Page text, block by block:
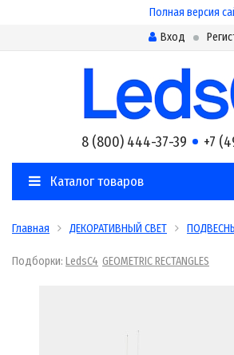
Полная версия
Вход
8 (800) 444-37-39 +7
Каталог товаров
Главная ДЕКОРАТИВНЫЙ СВЕТ
Подборки: LedsC4 GEOMETRIC RECTANGLES